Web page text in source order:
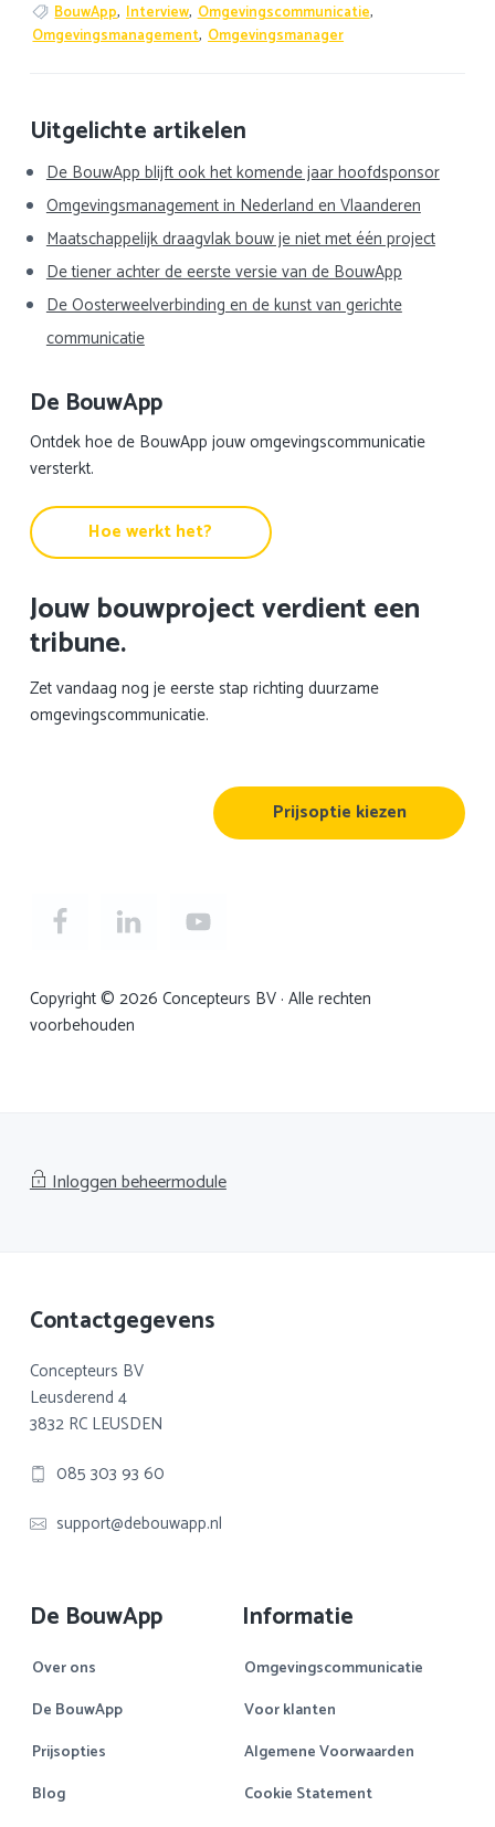
BouwApp, Interview, Omgevingscommunicatie,
Omgevingsmanagement, Omgevingsmanager
Primaire
Sidebar
Uitgelichte artikelen
De BouwApp blijft ook het komende jaar hoofdsponsor
Omgevingsmanagement in Nederland en Vlaanderen
Maatschappelijk draagvlak bouw je niet met één project
De tiener achter de eerste versie van de BouwApp
De Oosterweelverbinding en de kunst van gerichte
communicatie
De BouwApp
Ontdek hoe de BouwApp jouw omgevingscommunicatie
versterkt.
Hoe werkt het?
Jouw bouwproject verdient een
tribune.
Zet vandaag nog je eerste stap richting duurzame
omgevingscommunicatie.
Prijsoptie kiezen
Copyright © 2026 Concepteurs BV · Alle rechten
voorbehouden
Inloggen beheermodule
Footer
Contactgegevens
Concepteurs BV
Leusderend 4
3832 RC LEUSDEN
085 303 93 60
support@debouwapp.nl
De BouwApp
Over ons
De BouwApp
Prijsopties
Blog
Informatie
Omgevingscommunicatie
Voor klanten
Algemene Voorwaarden
Cookie Statement